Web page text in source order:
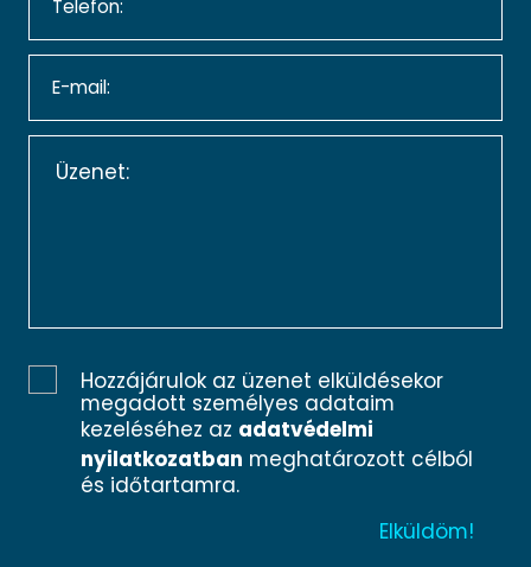
Hozzájárulok az üzenet elküldésekor
megadott személyes adataim
kezeléséhez az adatvédelmi
nyilatkozatban meghatározott célból
és időtartamra.